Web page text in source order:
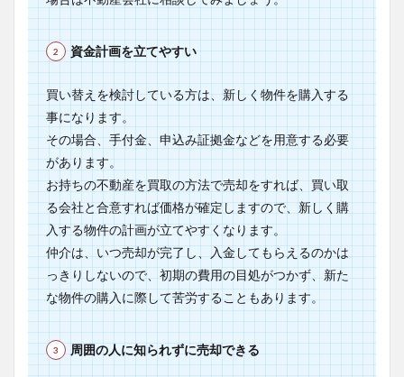
資金計画を立てやすい
買い替えを検討している方は、新しく物件を購入する
事になります。
その場合、手付金、申込み証拠金などを用意する必要
があります。
お持ちの不動産を買取の方法で売却をすれば、買い取
る会社と合意すれば価格が確定しますので、新しく購
入する物件の計画が立てやすくなります。
仲介は、いつ売却が完了し、入金してもらえるのかは
っきりしないので、初期の費用の目処がつかず、新た
な物件の購入に際して苦労することもあります。
周囲の人に知られずに売却できる